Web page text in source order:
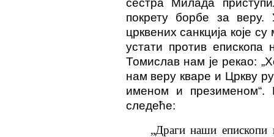
покрету борбе за
црквених санкција које
устати против епископа
Томислав нам је рекао:
нам веру кваре и Цркву
именом и презименом“.
следеће:
„Драги наши